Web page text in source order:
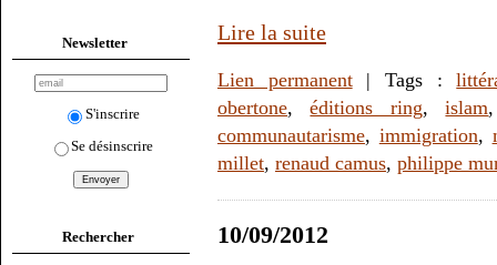
Newsletter
S'inscrire
Se désinscrire
Rechercher
Lire la suite
Lien permanent| Tags :
obertone,éditions ring,islam
communautarisme, immigration,
millet, renaud camus, philippe
10/09/2012